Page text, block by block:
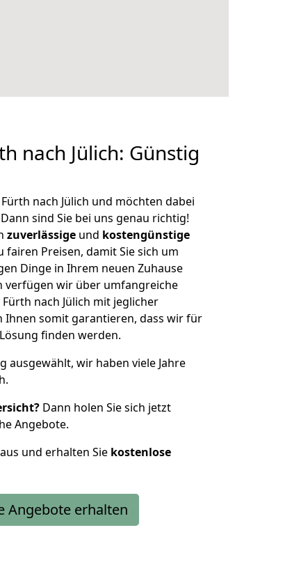
nach Jülich: Günstig
nach Jülich und möchten dabei
Dann sind Sie bei uns genau richtig!
zuverlässige und kostengünstige
fairen Preisen, damit Sie sich um
Dinge in Ihrem neuen Zuhause
verfügen wir über umfangreiche
nach Jülich mit jeglicher
somit garantieren, dass wir für
finden werden.
ausgewählt, wir haben viele Jahre
Dann holen Sie sich jetzt
Angebote.
und erhalten Sie kostenlose
Angebote erhalten